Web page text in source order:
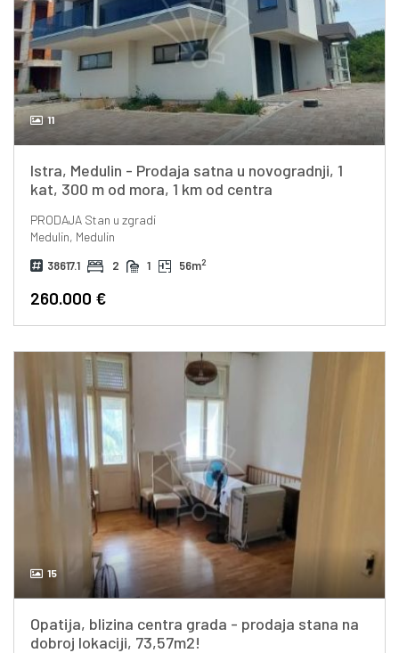
11
Istra, Medulin - Prodaja satna u novogradnji, 1
kat, 300 m od mora, 1 km od centra
PRODAJAStan u zgradi
Medulin, Medulin
38617.1 2 1 56m2
260.000 €
15
Opatija, blizina centra grada - prodaja stana na
dobroj lokaciji, 73,57m2!